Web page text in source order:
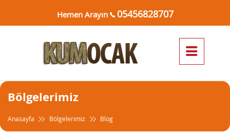
Hemen Arayın 05456828707
Bölgelerimiz
Anasayfa Bölgelerimiz Blog